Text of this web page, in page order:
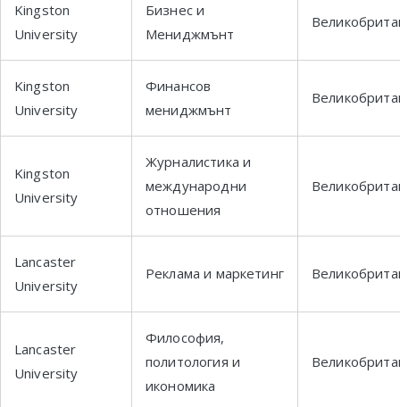
Kingston
University
Бизнес и
Мениджмънт
Kingston
University
Финансов
мениджмънт
Kingston
University
Журналистика и
международни
отношения
Lancaster
University
Реклама и маркетинг
Lancaster
University
Философия,
политология и
икономика